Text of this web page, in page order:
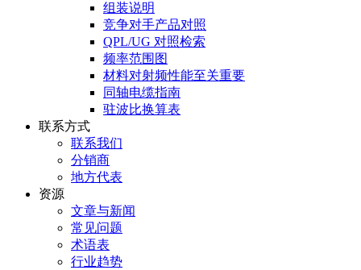
组装说明
竞争对手产品对照
QPL/UG 对照检索
频率范围图
材料对射频性能至关重要
同轴电缆指南
驻波比换算表
联系方式
联系我们
分销商
地方代表
资源
文章与新闻
常见问题
术语表
行业趋势